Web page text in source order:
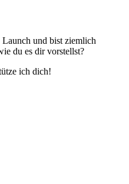
und bist ziemlich
du es dir vorstellst?
ich dich!